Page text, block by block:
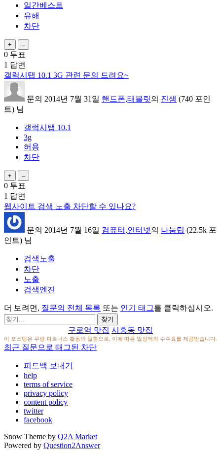
일간베스트
유해
차단
0 투표
1 답변
갤럭시탭 10.1 3G 관련 문의 드려요~
문의 2014년 7월 31일 핸드폰,태블릿의 진샘 (740 포인
트) 님
갤럭시탭 10.1
3g
허용
차단
0 투표
1 답변
웹사이트 검색 노출 차단할 수 있나요?
문의 2014년 7월 16일 컴퓨터,인터넷의 나눔팁 (22.5k 포
인트) 님
검색노출
차단
노출
검색엔진
더 보려면, 질문의 전체 목록 또는 인기 태그를 클릭하십시오.
구로역 맛집 시흥동 맛집
이 포스팅은 쿠팡 파트너스 활동의 일환으로, 이에 따른 일정액의 수수료를 제공받습니다.
최근 질문으로 태그된 차단
피드백 보내기
help
terms of service
privacy policy
content policy
twitter
facebook
Snow Theme by Q2A Market
Powered by Question2Answer